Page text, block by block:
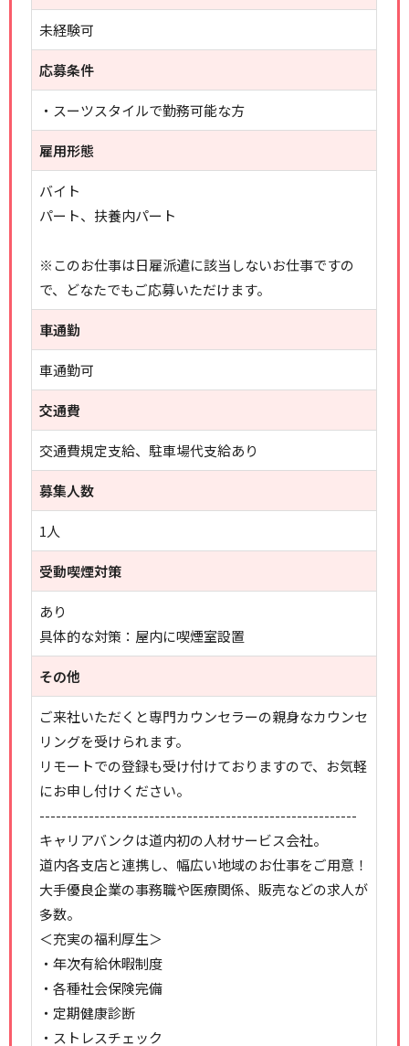
未経験可
応募条件
・スーツスタイルで勤務可能な方
雇用形態
バイト
パート、扶養内パート
※このお仕事は日雇派遣に該当しないお仕事ですの
で、どなたでもご応募いただけます。
車通勤
車通勤可
交通費
交通費規定支給、駐車場代支給あり
募集人数
1人
受動喫煙対策
あり
具体的な対策：屋内に喫煙室設置
その他
ご来社いただくと専門カウンセラーの親身なカウンセ
リングを受けられます。
リモートでの登録も受け付けておりますので、お気軽
にお申し付けください。
----------------------------------------------------------
キャリアバンクは道内初の人材サービス会社。
道内各支店と連携し、幅広い地域のお仕事をご用意！
大手優良企業の事務職や医療関係、販売などの求人が
多数。
＜充実の福利厚生＞
・年次有給休暇制度
・各種社会保険完備
・定期健康診断
・ストレスチェック